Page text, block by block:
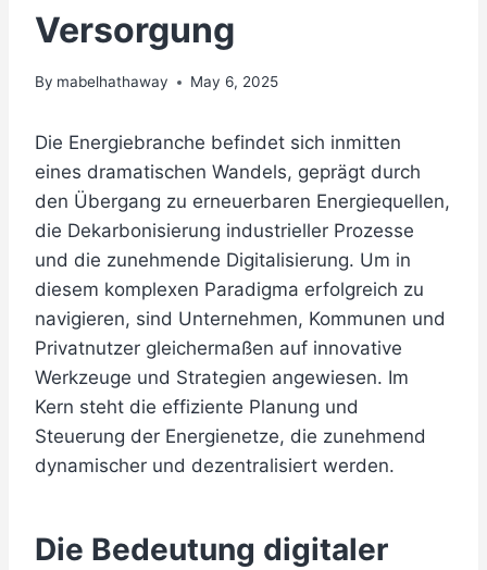
Versorgung
By mabelhathaway May 6, 2025
Die Energiebranche befindet sich inmitten
eines dramatischen Wandels, geprägt durch
den Übergang zu erneuerbaren Energiequellen,
die Dekarbonisierung industrieller Prozesse
und die zunehmende Digitalisierung. Um in
diesem komplexen Paradigma erfolgreich zu
navigieren, sind Unternehmen, Kommunen und
Privatnutzer gleichermaßen auf innovative
Werkzeuge und Strategien angewiesen. Im
Kern steht die effiziente Planung und
Steuerung der Energienetze, die zunehmend
dynamischer und dezentralisiert werden.
Die Bedeutung digitaler